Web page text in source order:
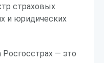
страховых
и юридических
Росгосстрах — это